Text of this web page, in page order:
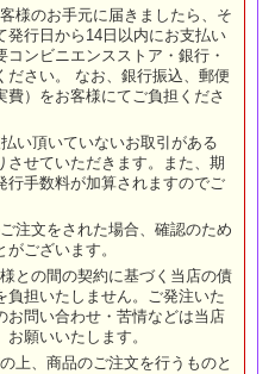
様のお手元に届きましたら、そ
発行日から14日以内にお支払い
コンビニエンスストア・銀行・
ださい。 なお、銀行振込、郵便
）をお客様にてご負担くださ
い頂いていないお取引がある
させていただきます。また、期
行手数料が加算されますのでご
注文をされた場合、確認のため
ございます。
との間の契約に基づく当店の債
負担いたしません。ご発注いた
お問い合わせ・苦情などは当店
願いいたします。
上、商品のご注文を行うものと